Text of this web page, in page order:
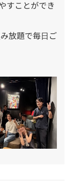
すことができ
放題で毎日ご